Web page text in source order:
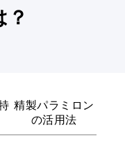
精製パラミロン
の活用法